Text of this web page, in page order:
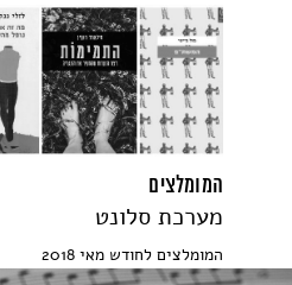
המומלצים
מערכת סלונט
המומלצים לחודש מאי 2018